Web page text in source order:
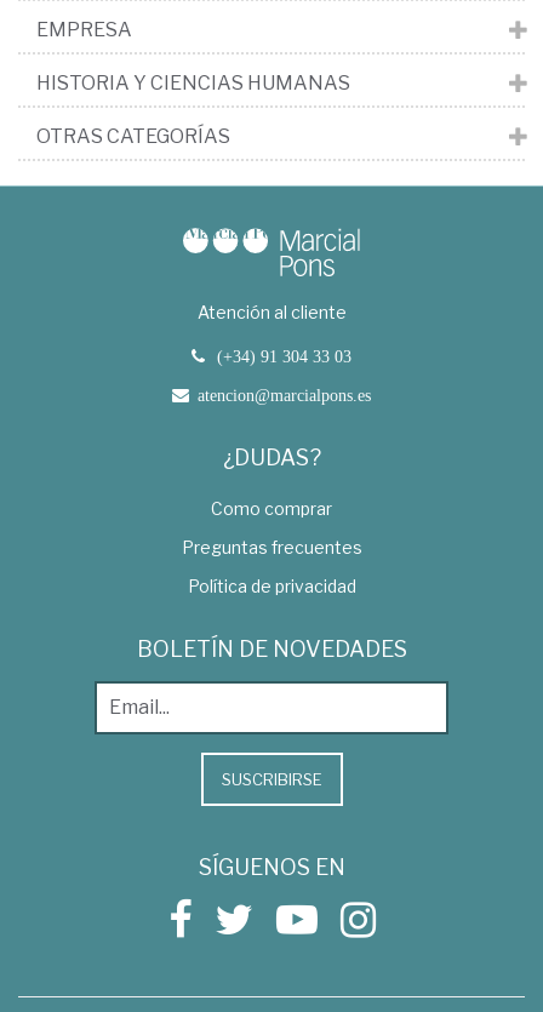
EMPRESA
HISTORIA Y CIENCIAS HUMANAS
OTRAS CATEGORÍAS
Atención al cliente
(+34) 91 304 33 03
atencion@marcialpons.es
¿DUDAS?
Como comprar
Preguntas frecuentes
Política de privacidad
BOLETÍN DE NOVEDADES
SUSCRIBIRSE
SÍGUENOS EN